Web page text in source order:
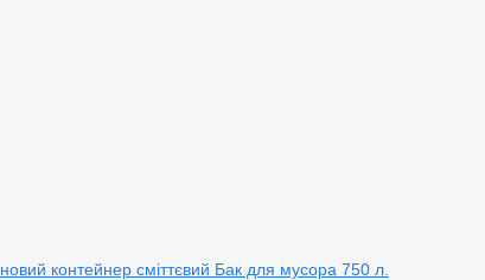
новий контейнер сміттєвий Бак для мусора 750 л.